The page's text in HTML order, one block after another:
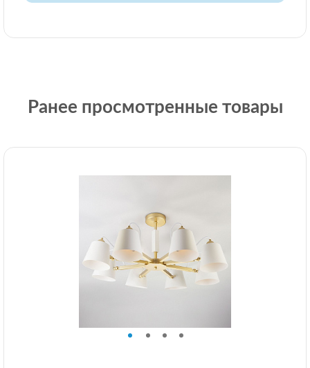
Ранее просмотренные товары